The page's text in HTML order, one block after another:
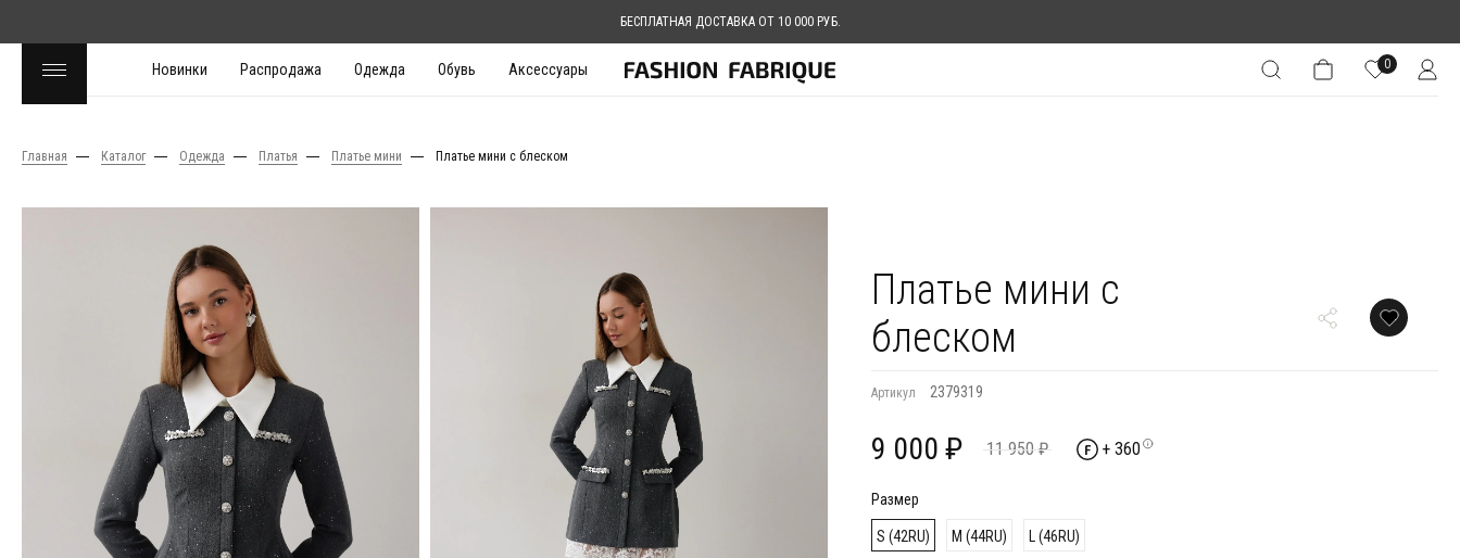
БЕСПЛАТНАЯ ДОСТАВКА ОТ 10 000 РУБ.
Новинки Распродажа Одежда Обувь Аксессуары 0
Главная Каталог Одежда Платья Платье мини Платье мини с блеском
Платье мини с
блеском
Артикул 2379319
9 000 ₽ 11 950 ₽ + 360
Размер
S (42RU) M (44RU) L (46RU)